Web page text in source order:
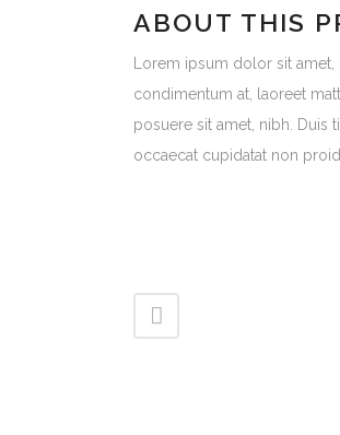
ABOUT THIS
Lorem ipsum dolor sit
condimentum at, laoreet
posuere sit amet, nibh. Duis
occaecat cupidatat non